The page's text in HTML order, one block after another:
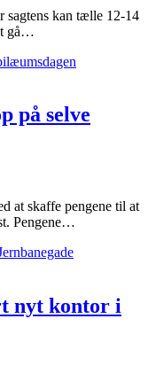
sagtens kan tælle 12-14
gå…
på selve
at skaffe pengene til at
Pengene…
nyt kontor i